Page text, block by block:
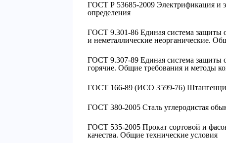
ГОСТ Р 53685-2009 Электрификация и
определения
ГОСТ 9.301-86 Единая система защиты
и неметаллические неорганические.
ГОСТ 9.307-89 Единая система защиты
горячие. Общие требования и методы
ГОСТ 166-89 (ИСО 3599-76)
ГОСТ 380-2005 Сталь углеродистая
ГОСТ 535-2005 Прокат сортовой и
качества. Общие технические условия